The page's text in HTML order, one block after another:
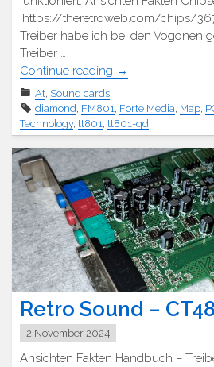
:https://theretroweb.com/chips/
Treiber habe ich bei den Vogonen
Treiber …
Continue reading "Retro
–
Diamond
Technologie
DT0398"
→
At, Sound cards
diamond, FM801, Forte Media, Map,
Technology, tt801, tt801-qd
Retro Sound –
2 November 2024
Ansichten Fakten Handbuch –